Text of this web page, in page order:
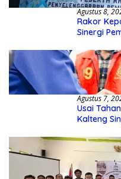
Agustus 8,
Rakor
Sinergi
Agustus 7,
Usai
Kalteng